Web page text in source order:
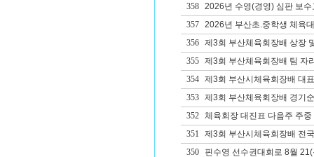
358
2026년 수영(경영) 심판 보
357
2026년 부산초.중학생 체육
356
제3회 부산체육회장배 상장
355
제3회 부산체육회장배 팀 자
354
제3회 부산시체육회장배 대
353
제3회 부산체육회장배 경기
352
체육회장 대진표 다음주 주중
351
제3회 부산시체육회장배 전
350
핀수영 선수권대회로 8월